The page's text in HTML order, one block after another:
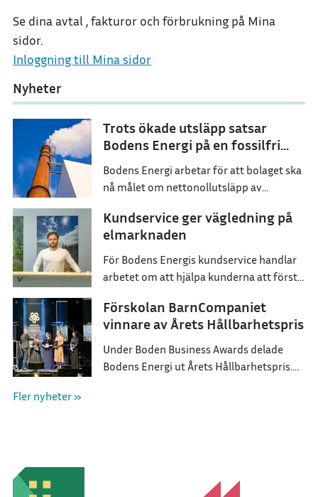
Se dina avtal , fakturor och förbrukning på Mina
sidor.
Inloggning till Mina sidor
Nyheter
Trots ökade utsläpp satsar
Bodens Energi på en fossilfri
framtid
Bodens Energi arbetar för att bolaget ska
nå målet om nettonollutsläpp av
Kundservice ger vägledning på
elmarknaden
För Bodens Energis kundservice handlar
arbetet om att hjälpa kunderna att förstå
dem i deras vardag.
Förskolan BarnCompaniet
vinnare av Årets Hållbarhetspris
Under Boden Business Awards delade
Bodens Energi ut Årets Hållbarhetspris.
Fler nyheter »